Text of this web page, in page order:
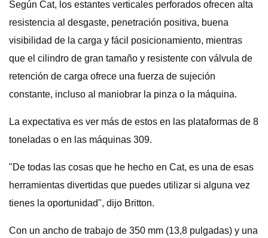
Según Cat, los estantes verticales perforados ofrecen alta
resistencia al desgaste, penetración positiva, buena
visibilidad de la carga y fácil posicionamiento, mientras
que el cilindro de gran tamaño y resistente con válvula de
retención de carga ofrece una fuerza de sujeción
constante, incluso al maniobrar la pinza o la máquina.
La expectativa es ver más de estos en las plataformas de 8
toneladas o en las máquinas 309.
"De todas las cosas que he hecho en Cat, es una de esas
herramientas divertidas que puedes utilizar si alguna vez
tienes la oportunidad", dijo Britton.
Con un ancho de trabajo de 350 mm (13,8 pulgadas) y una